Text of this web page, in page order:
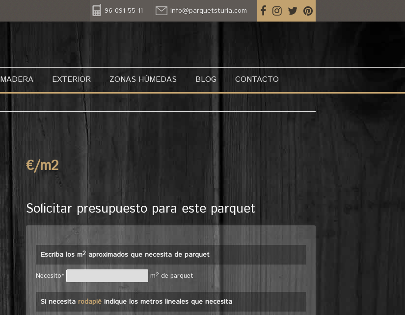
96 091 55 11 info@parquetsturia.com
MADERA EXTERIOR ZONAS HÚMEDAS BLOG CONTACTO
€/m2
Solicitar presupuesto para este parquet
Escriba los m2 aproximados que necesita de parquet
Necesito* m2 de parquet
Si necesita rodapié indique los metros lineales que necesita